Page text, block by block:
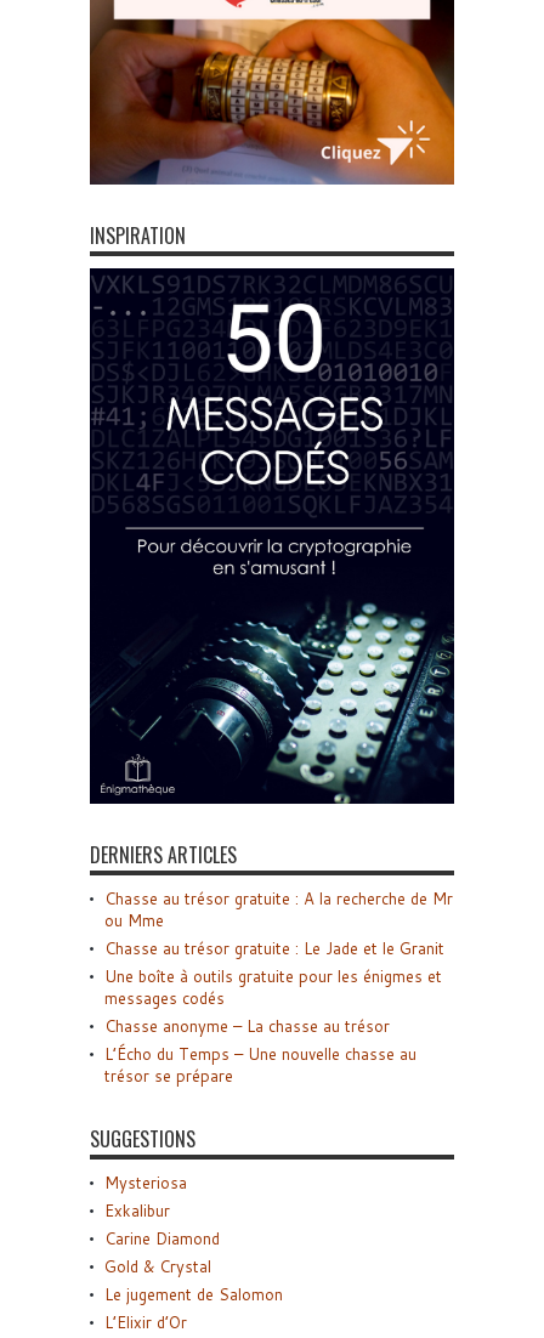
INSPIRATION
DERNIERS ARTICLES
Chasse au trésor gratuite : A la recherche de Mr
ou Mme
Chasse au trésor gratuite : Le Jade et le Granit
Une boîte à outils gratuite pour les énigmes et
messages codés
Chasse anonyme – La chasse au trésor
L’Écho du Temps – Une nouvelle chasse au
trésor se prépare
SUGGESTIONS
Mysteriosa
Exkalibur
Carine Diamond
Gold & Crystal
Le jugement de Salomon
L’Elixir d’Or